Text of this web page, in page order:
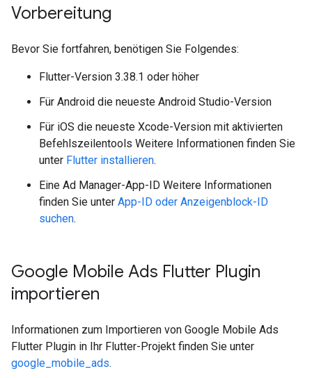
Vorbereitung
Bevor Sie fortfahren, benötigen Sie Folgendes:
Flutter-Version 3.38.1 oder höher
Für Android die neueste Android Studio-Version
Für iOS die neueste Xcode-Version mit aktivierten
Befehlszeilentools Weitere Informationen finden Sie
unter Flutter installieren.
Eine Ad Manager-App-ID Weitere Informationen
finden Sie unter App-ID oder Anzeigenblock-ID
suchen.
Google Mobile Ads Flutter Plugin
importieren
Informationen zum Importieren von Google Mobile Ads
Flutter Plugin in Ihr Flutter-Projekt finden Sie unter
google_mobile_ads.